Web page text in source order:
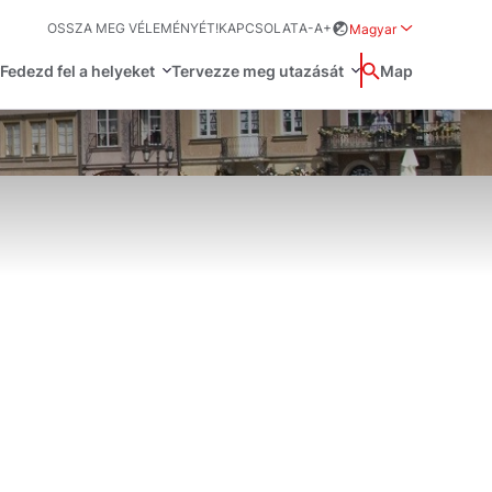
OSSZA MEG VÉLEMÉNYÉT!KAPCSOLATA-A+
Magyar
Fedezd fel a helyeket Tervezze meg utazását Wyszukaj
Map
Français